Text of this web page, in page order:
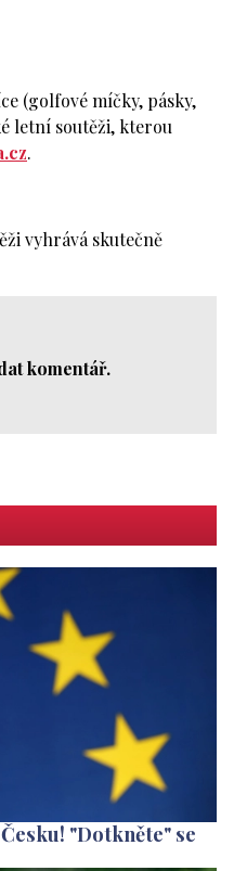
(golfové míčky, pásky,
letní soutěži, kterou
.
vyhrává skutečně
komentář.
"Dotkněte" se